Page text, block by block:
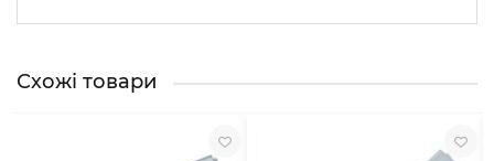
Схожі товари